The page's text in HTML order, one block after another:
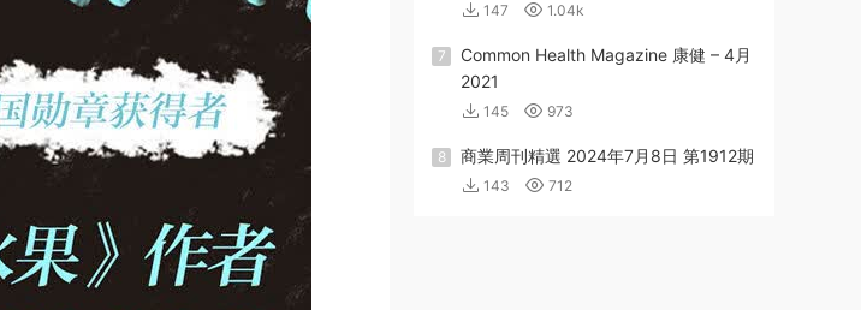
147 1.04k
7
Common Health Magazine 康健 – 4月
2021
145 973
8 商業周刊精選 2024年7月8日 第1912期
143 712